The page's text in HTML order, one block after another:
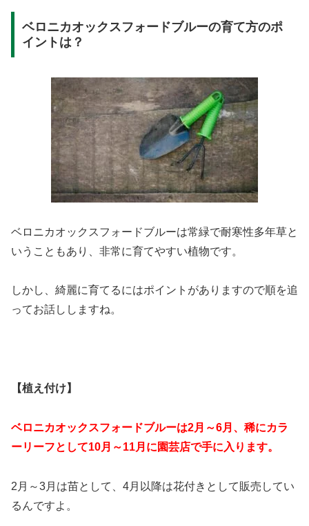
ベロニカオックスフォードブルーの育て方のポ
イントは？
ベロニカオックスフォードブルーは常緑で耐寒性多年草と
いうこともあり、非常に育てやすい植物です。
しかし、綺麗に育てるにはポイントがありますので順を追
ってお話ししますね。
【植え付け】
ベロニカオックスフォードブルーは2月～6月、稀にカラ
ーリーフとして10月～11月に園芸店で手に入ります。
2月～3月は苗として、4月以降は花付きとして販売してい
るんですよ。